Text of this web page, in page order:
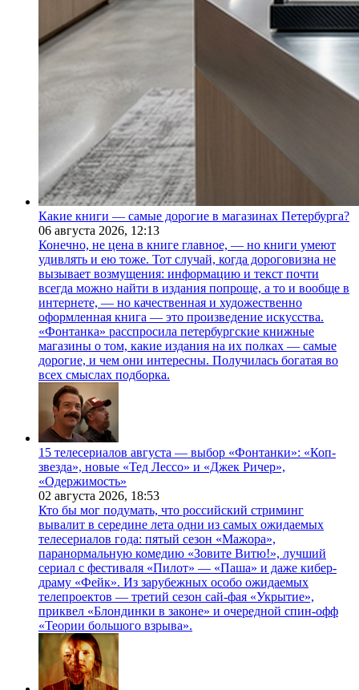
Какие книги — самые дорогие в магазинах Петербурга?
06 августа 2026, 12:13
Конечно, не цена в книге главное, — но книги умеют
удивлять и ею тоже. Тот случай, когда дороговизна не
вызывает возмущения: информацию и текст почти
всегда можно найти в издания попроще, а то и вообще в
интернете, — но качественная и художественно
оформленная книга — это произведение искусства.
«Фонтанка» расспросила петербургские книжные
магазины о том, какие издания на их полках — самые
дорогие, и чем они интересны. Получилась богатая во
всех смыслах подборка.
15 телесериалов августа — выбор «Фонтанки»: «Коп-
звезда», новые «Тед Лессо» и «Джек Ричер»,
«Одержимость»
02 августа 2026, 18:53
Кто бы мог подумать, что российский стриминг
вывалит в середине лета одни из самых ожидаемых
телесериалов года: пятый сезон «Мажора»,
паранормальную комедию «Зовите Витю!», лучший
сериал с фестиваля «Пилот» — «Паша» и даже кибер-
драму «Фейк». Из зарубежных особо ожидаемых
телепроектов — третий сезон сай-фая «Укрытие»,
приквел «Блондинки в законе» и очередной спин-офф
«Теории большого взрыва».